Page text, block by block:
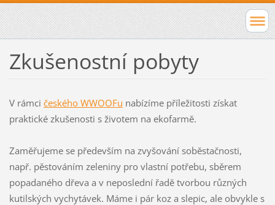
Zkušenostní pobyty
V rámci českého WWOOFu nabízíme příležitosti získat
praktické zkušenosti s životem na ekofarmě.
Zaměřujeme se především na zvyšování soběstačnosti,
např. pěstováním zeleniny pro vlastní potřebu, sběrem
popadaného dřeva a v neposlední řadě tvorbou různých
kutilských vychytávek. Máme i pár koz a slepic, ale obvykle s